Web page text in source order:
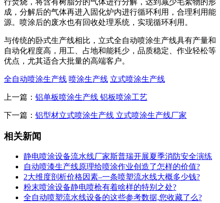
成，分解后的气体再进入固化炉内进行循环利用，合理利用能
源。喷涂后的废水也有回收处理系统，实现循环利用。
与传统的卧式生产线相比，立式全自动喷涂生产线具有产量和
自动化程度高，用工、占地和能耗少，品质稳定、作业轻松等
优点，尤其适合大批量的高端客户。
全自动喷涂生产线 喷涂生产线 立式喷涂生产线
上一篇： 铝单板喷涂生产线 铝板喷涂工艺
下一篇： 铝型材立式喷涂生产线 立式喷涂生产线厂家
相关新闻
静电喷涂设备流水线厂家斯普瑞开展夏季消防安全演练
自动喷漆生产线原理给喷涂作业创造了怎样的价值?
2大维度剖析价格因素–一条喷塑流水线大概多少钱?
粉末喷涂设备静电喷枪有着啥样的特别之处?
全自动喷塑流水线设备的这些参考数据,您收藏了么?